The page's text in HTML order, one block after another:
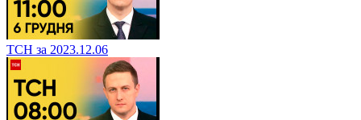
ТСН за 2023.12.06